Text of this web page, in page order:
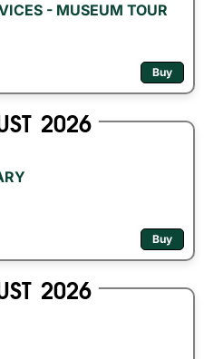
- MUSEUM TOUR
Buy
2026
Buy
2026